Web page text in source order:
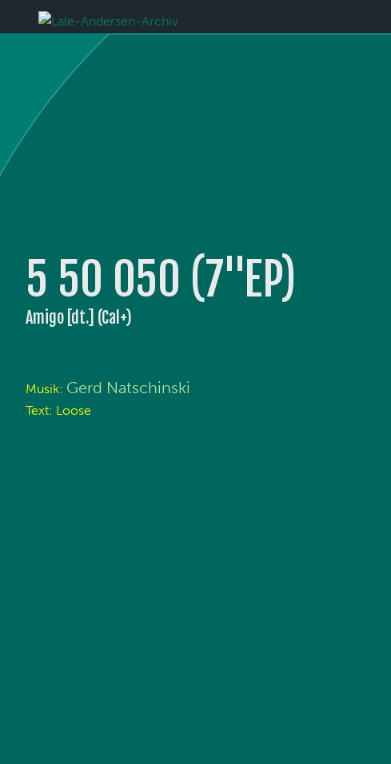
5 50 050 (7''EP)
Amigo [dt.] (Cal+)
Musik: Gerd Natschinski
Text: Loose